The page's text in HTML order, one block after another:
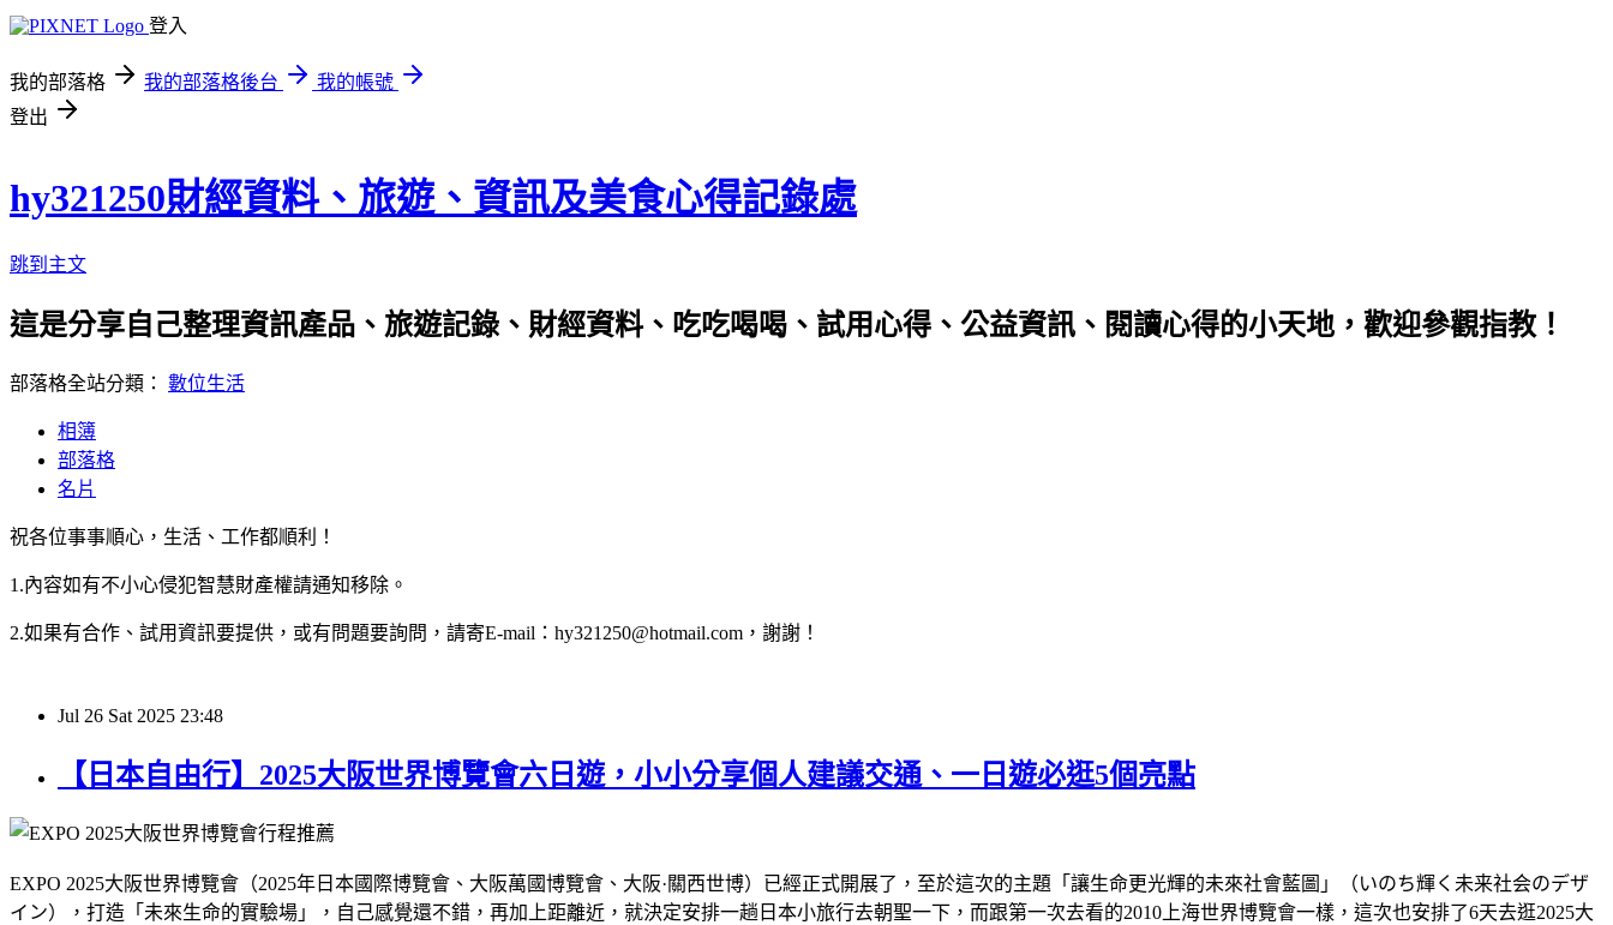
登入
我的部落格 我的部落格後台
我的帳號
登出
hy321250財經資料、旅遊、資訊及美食心得記錄處
跳到主文
這是分享自己整理資訊產品、旅遊記錄、財經資料、吃吃喝喝、試用心得、公益資訊、閱讀心得的小天地，歡迎參觀指教！
部落格全站分類： 數位生活
相簿
部落格
名片
祝各位事事順心，生活、工作都順利！
1.內容如有不小心侵犯智慧財產權請通知移除。
2.如果有合作、試用資訊要提供，或有問題要詢問，請寄E-mail：hy321250@hotmail.com，謝謝！
Jul 26 Sat 2025 23:48
【日本自由行】2025大阪世界博覽會六日遊，小小分享個人建議交通、一日遊必逛5個亮點
EXPO 2025大阪世界博覽會（2025年日本國際博覽會、大阪萬國博覽會、大阪·關西世博）已經正式開展了，至於這次的主題「讓生命更光輝的未來社會藍圖」（いのち輝く未来社会のデザ
イン），打造「未來生命的實驗場」，自己感覺還不錯，再加上距離近，就決定安排一趟日本小旅行去朝聖一下，而跟第一次去看的2010上海世界博覽會一樣，這次也安排了6天去逛2025大